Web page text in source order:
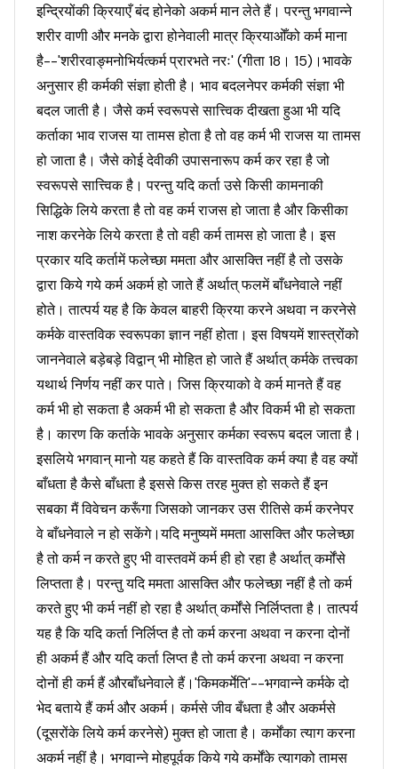
इन्द्रियोंकी क्रियाएँ बंद होनेको अकर्म मान लेते हैं। परन्तु भगवान्ने
शरीर वाणी और मनके द्वारा होनेवाली मात्र क्रियाओँको कर्म माना
है--'शरीरवाङ्मनोभिर्यत्कर्म प्रारभते नरः' (गीता 18। 15)।भावके
अनुसार ही कर्मकी संज्ञा होती है। भाव बदलनेपर कर्मकी संज्ञा भी
बदल जाती है। जैसे कर्म स्वरूपसे सात्त्विक दीखता हुआ भी यदि
कर्ताका भाव राजस या तामस होता है तो वह कर्म भी राजस या तामस
हो जाता है। जैसे कोई देवीकी उपासनारूप कर्म कर रहा है जो
स्वरूपसे सात्त्विक है। परन्तु यदि कर्ता उसे किसी कामनाकी
सिद्धिके लिये करता है तो वह कर्म राजस हो जाता है और किसीका
नाश करनेके लिये करता है तो वही कर्म तामस हो जाता है। इस
प्रकार यदि कर्तामें फलेच्छा ममता और आसक्ति नहीं है तो उसके
द्वारा किये गये कर्म अकर्म हो जाते हैं अर्थात् फलमें बाँधनेवाले नहीं
होते। तात्पर्य यह है कि केवल बाहरी क्रिया करने अथवा न करनेसे
कर्मके वास्तविक स्वरूपका ज्ञान नहीं होता। इस विषयमें शास्त्रोंको
जाननेवाले बड़ेबड़े विद्वान् भी मोहित हो जाते हैं अर्थात् कर्मके तत्त्वका
यथार्थ निर्णय नहीं कर पाते। जिस क्रियाको वे कर्म मानते हैं वह
कर्म भी हो सकता है अकर्म भी हो सकता है और विकर्म भी हो सकता
है। कारण कि कर्ताके भावके अनुसार कर्मका स्वरूप बदल जाता है।
इसलिये भगवान् मानो यह कहते हैं कि वास्तविक कर्म क्या है वह क्यों
बाँधता है कैसे बाँधता है इससे किस तरह मुक्त हो सकते हैं इन
सबका मैं विवेचन करूँगा जिसको जानकर उस रीतिसे कर्म करनेपर
वे बाँधनेवाले न हो सकेंगे।यदि मनुष्यमें ममता आसक्ति और फलेच्छा
है तो कर्म न करते हुए भी वास्तवमें कर्म ही हो रहा है अर्थात् कर्मोंसे
लिप्तता है। परन्तु यदि ममता आसक्ति और फलेच्छा नहीं है तो कर्म
करते हुए भी कर्म नहीं हो रहा है अर्थात् कर्मोंसे निर्लिप्तता है। तात्पर्य
यह है कि यदि कर्ता निर्लिप्त है तो कर्म करना अथवा न करना दोनों
ही अकर्म हैं और यदि कर्ता लिप्त है तो कर्म करना अथवा न करना
दोनों ही कर्म हैं औरबाँधनेवाले हैं।'किमकर्मेति'--भगवान्ने कर्मके दो
भेद बताये हैं कर्म और अकर्म। कर्मसे जीव बँधता है और अकर्मसे
(दूसरोंके लिये कर्म करनेसे) मुक्त हो जाता है। कर्मोंका त्याग करना
अकर्म नहीं है। भगवान्ने मोहपूर्वक किये गये कर्मोंके त्यागको तामस